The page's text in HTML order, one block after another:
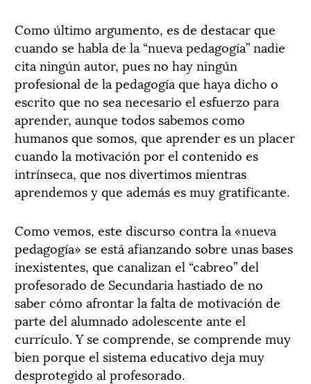
Como último argumento, es de destacar que
cuando se habla de la “nueva pedagogía” nadie
cita ningún autor, pues no hay ningún
profesional de la pedagogía que haya dicho o
escrito que no sea necesario el esfuerzo para
aprender, aunque todos sabemos como
humanos que somos, que aprender es un placer
cuando la motivación por el contenido es
intrínseca, que nos divertimos mientras
aprendemos y que además es muy gratificante.
Como vemos, este discurso contra la «nueva
pedagogía» se está afianzando sobre unas bases
inexistentes, que canalizan el “cabreo” del
profesorado de Secundaria hastiado de no
saber cómo afrontar la falta de motivación de
parte del alumnado adolescente ante el
currículo. Y se comprende, se comprende muy
bien porque el sistema educativo deja muy
desprotegido al profesorado.